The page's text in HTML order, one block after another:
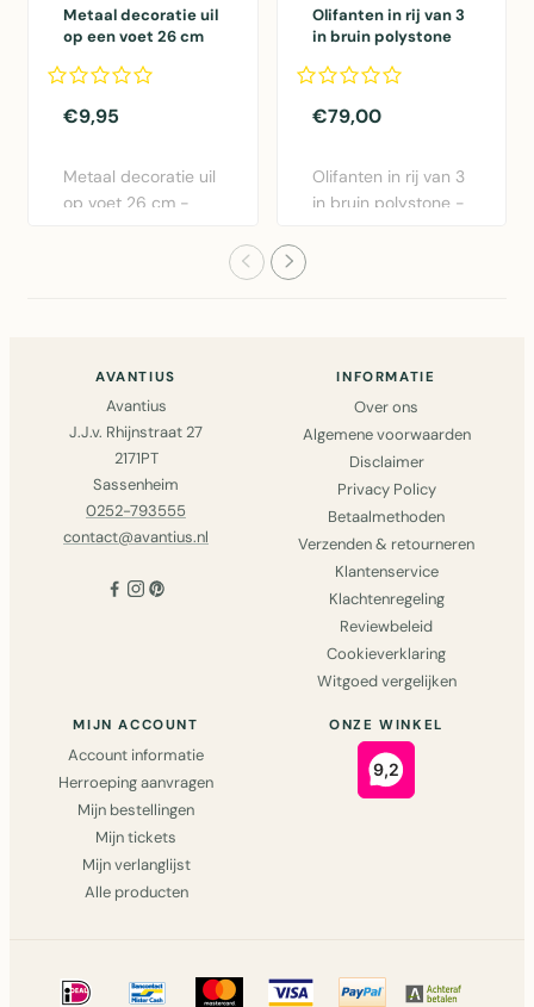
Metaal decoratie uil
op een voet 26 cm
€9,95
Metaal decoratie uil
op voet 26 cm -
Olifanten in rij van 3
in bruin polystone
€79,00
Olifanten in rij van 3
in bruin polystone -
AVANTIUS
Avantius
J.J.v. Rhijnstraat 27
2171PT
Sassenheim
0252-793555
contact@avantius.nl
INFORMATIE
Over ons
Algemene voorwaarden
Disclaimer
Privacy Policy
Betaalmethoden
Verzenden & retourneren
Klantenservice
Klachtenregeling
Reviewbeleid
Cookieverklaring
Witgoed vergelijken
MIJN ACCOUNT
Account informatie
Herroeping aanvragen
Mijn bestellingen
Mijn tickets
Mijn verlanglijst
Alle producten
ONZE WINKEL